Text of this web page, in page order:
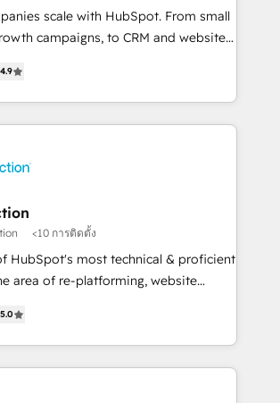
the full
HubSpot CRM. ✔️A team of
✔️Flexible pricing models —
one Dedicated HubSpot
✔️Helped over 25,000+ customers so
scale with HubSpot. From small
campaigns, to CRM and websites.
willing to work hand-in-hand with your
the complex and build a better
your team and customers.
4.9
<10 การติดตั้ง
HubSpot's most technical & proficient
area of re-platforming, website
for mid-market & enterprise
award-winning
Expertise
5.0